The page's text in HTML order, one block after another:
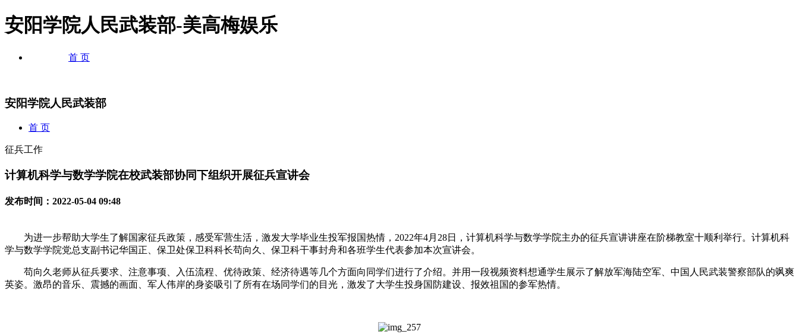
安阳学院人民武装部-美高梅娱乐
首 页
安阳学院人民武装部
首 页
征兵工作
计算机科学与数学学院在校武装部协同下组织开展征兵宣讲会
发布时间：2022-05-04 09:48
为进一步帮助大学生了解国家征兵政策，感受军营生活，激发大学毕业生投军报国热情，2022年4月28日，计算机科学与数学学院主办的征兵宣讲讲座在阶梯教室十顺利举行。计算机科
学与数学学院党总支副书记华国正、保卫处保卫科科长苟向久、保卫科干事封舟和各班学生代表参加本次宣讲会。
苟向久老师从征兵要求、注意事项、入伍流程、优待政策、经济待遇等几个方面向同学们进行了介绍。并用一段视频资料想通学生展示了解放军海陆空军、中国人民武装警察部队的飒爽
英姿。激昂的音乐、震撼的画面、军人伟岸的身姿吸引了所有在场同学们的目光，激发了大学生投身国防建设、报效祖国的参军热情。